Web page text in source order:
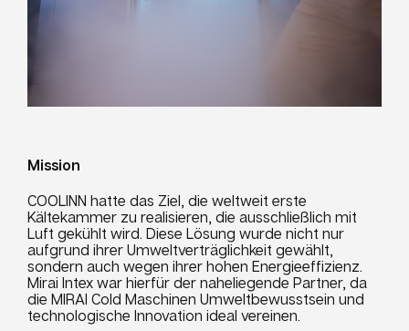
Mission
COOLINN hatte das Ziel, die weltweit erste
Kältekammer zu realisieren, die ausschließlich mit
Luft gekühlt wird. Diese Lösung wurde nicht nur
aufgrund ihrer Umweltverträglichkeit gewählt,
sondern auch wegen ihrer hohen Energieeffizienz.
Mirai Intex war hierfür der naheliegende Partner, da
die MIRAI Cold Maschinen Umweltbewusstsein und
technologische Innovation ideal vereinen.